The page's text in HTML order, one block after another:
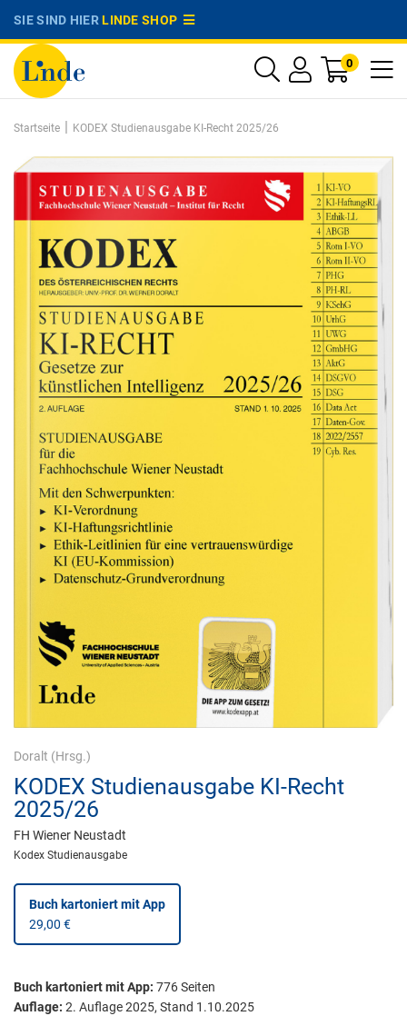
SIE SIND HIERLINDE SHOP
0
Startseite | KODEX Studienausgabe KI-Recht 2025/26
Doralt (Hrsg.)
KODEX Studienausgabe KI-Recht
2025/26
FH Wiener Neustadt
Kodex Studienausgabe
Buch kartoniertmit App
29,00 €
Buch kartoniertmit App: 776Seiten
Auflage: 2. Auflage 2025, Stand 1.10.2025